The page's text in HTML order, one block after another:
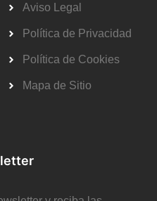
Aviso Legal
Política de Privacidad
Política de Cookies
Mapa de Sitio